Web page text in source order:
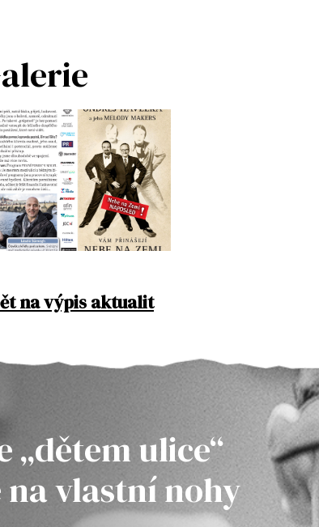
na výpis aktualit
„dětem ulice“
na vlastní nohy